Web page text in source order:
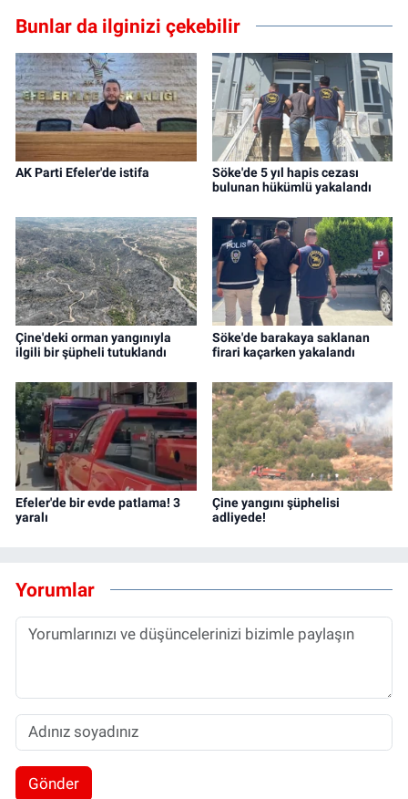
Bunlar da ilginizi çekebilir
AK Parti Efeler'de istifa
Söke'de 5 yıl hapis cezası
bulunan hükümlü yakalandı
Çine'deki orman yangınıyla
ilgili bir şüpheli tutuklandı
Söke'de barakaya saklanan
firari kaçarken yakalandı
Efeler'de bir evde patlama! 3
yaralı
Çine yangını şüphelisi
adliyede!
Yorumlar
Gönder